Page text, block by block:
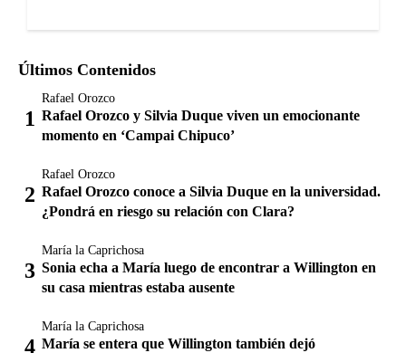
Últimos Contenidos
Rafael Orozco
Rafael Orozco y Silvia Duque viven un emocionante
momento en ‘Campai Chipuco’
Rafael Orozco
Rafael Orozco conoce a Silvia Duque en la universidad.
¿Pondrá en riesgo su relación con Clara?
María la Caprichosa
Sonia echa a María luego de encontrar a Willington en
su casa mientras estaba ausente
María la Caprichosa
María se entera que Willington también dejó